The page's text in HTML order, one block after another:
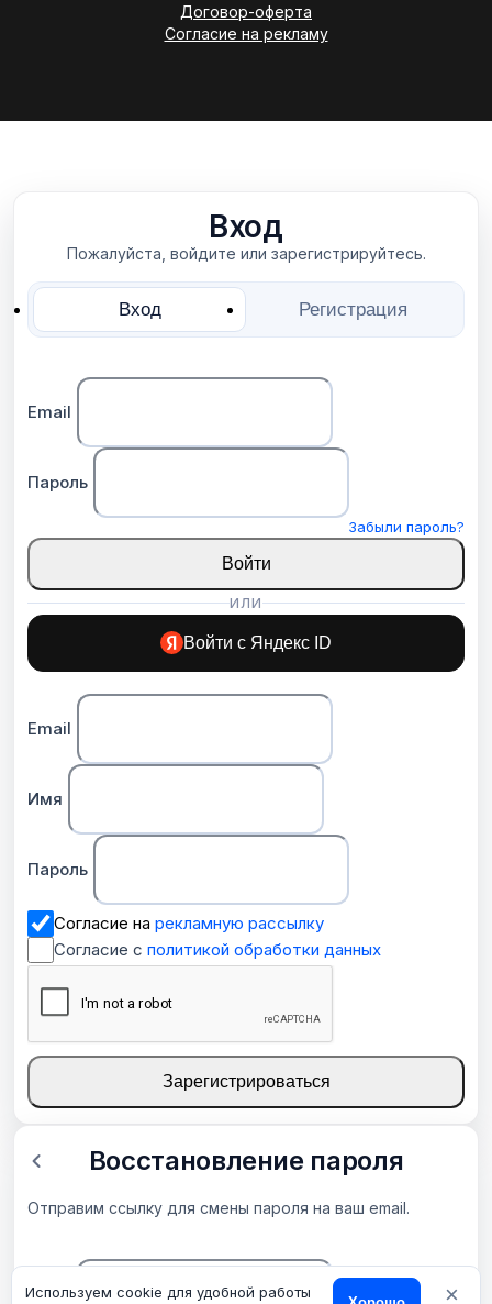
Договор-оферта
Согласие на рекламу
Используем cookie для удобной работы
×
Вход
Пожалуйста, войдите или зарегистрируйтесь.
Вход Регистрация
Email
Пароль
Забыли пароль?
Войти
ИЛИ
Войти с Яндекс ID
Email
Имя
Пароль
Согласие на рекламную рассылку
Согласие с политикой обработки данных
Зарегистрироваться
Восстановление пароля
Отправим ссылку для смены пароля на ваш email.
Email